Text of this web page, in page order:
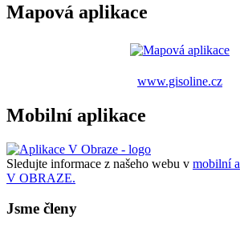
Mapová aplikace
www.gisoline.cz
Mobilní aplikace
Sledujte informace z našeho webu v mobilní
V OBRAZE.
Jsme členy